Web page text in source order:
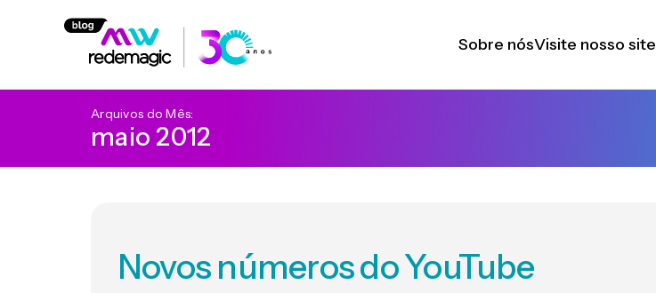
Sobre nósVisite nosso site
Arquivos do Mês:
maio 2012
Novos números do YouTube